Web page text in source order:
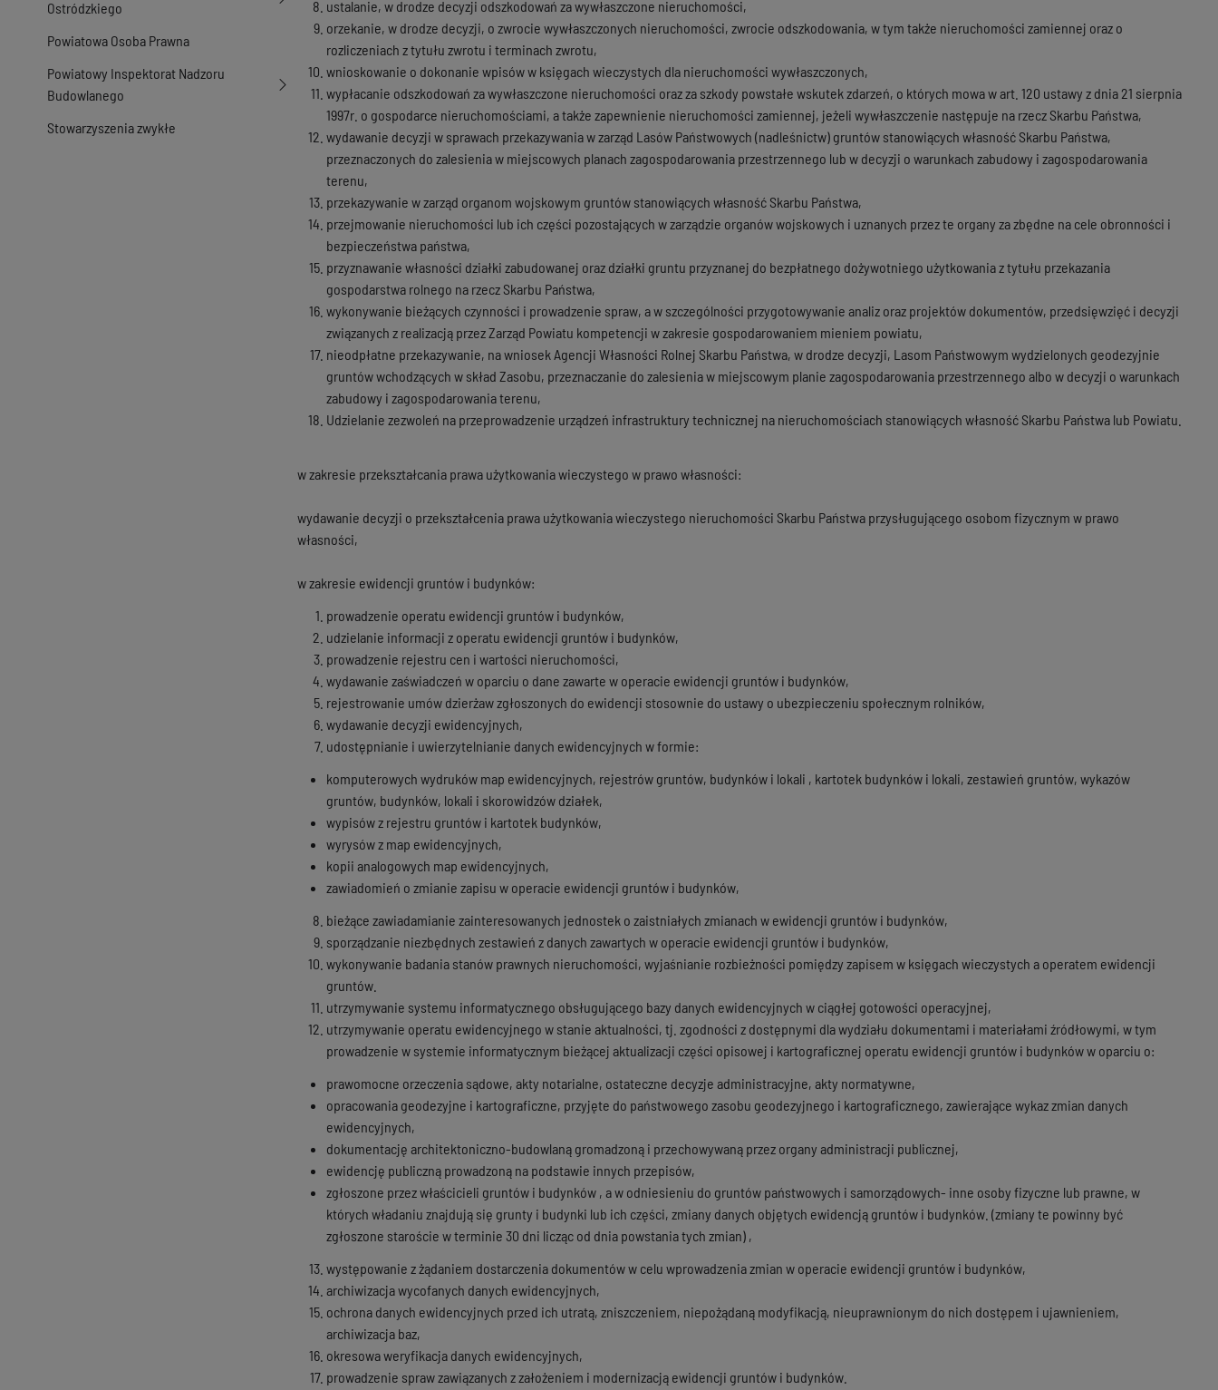
Ostródzkiego
Powiatowa Osoba Prawna
Powiatowy Inspektorat Nadzoru
Budowlanego
Stowarzyszenia zwykłe
ustalanie, w drodze decyzji odszkodowań za wywłaszczone nieruchomości,
orzekanie, w drodze decyzji, o zwrocie wywłaszczonych nieruchomości, zwrocie odszkodowania, w tym także nieruchomości zamiennej oraz o
rozliczeniach z tytułu zwrotu i terminach zwrotu,
wnioskowanie o dokonanie wpisów w księgach wieczystych dla nieruchomości wywłaszczonych,
wypłacanie odszkodowań za wywłaszczone nieruchomości oraz za szkody powstałe wskutek zdarzeń, o których mowa w art. 120 ustawy z dnia 21 sierpnia
1997r. o gospodarce nieruchomościami, a także zapewnienie nieruchomości zamiennej, jeżeli wywłaszczenie następuje na rzecz Skarbu Państwa,
wydawanie decyzji w sprawach przekazywania w zarząd Lasów Państwowych (nadleśnictw) gruntów stanowiących własność Skarbu Państwa,
przeznaczonych do zalesienia w miejscowych planach zagospodarowania przestrzennego lub w decyzji o warunkach zabudowy i zagospodarowania
terenu,
przekazywanie w zarząd organom wojskowym gruntów stanowiących własność Skarbu Państwa,
przejmowanie nieruchomości lub ich części pozostających w zarządzie organów wojskowych i uznanych przez te organy za zbędne na cele obronności i
bezpieczeństwa państwa,
przyznawanie własności działki zabudowanej oraz działki gruntu przyznanej do bezpłatnego dożywotniego użytkowania z tytułu przekazania
gospodarstwa rolnego na rzecz Skarbu Państwa,
wykonywanie bieżących czynności i prowadzenie spraw, a w szczególności przygotowywanie analiz oraz projektów dokumentów, przedsięwzięć i decyzji
związanych z realizacją przez Zarząd Powiatu kompetencji w zakresie gospodarowaniem mieniem powiatu,
nieodpłatne przekazywanie, na wniosek Agencji Własności Rolnej Skarbu Państwa, w drodze decyzji, Lasom Państwowym wydzielonych geodezyjnie
gruntów wchodzących w skład Zasobu, przeznaczanie do zalesienia w miejscowym planie zagospodarowania przestrzennego albo w decyzji o warunkach
zabudowy i zagospodarowania terenu,
Udzielanie zezwoleń na przeprowadzenie urządzeń infrastruktury technicznej na nieruchomościach stanowiących własność Skarbu Państwa lub Powiatu.
w zakresie przekształcania prawa użytkowania wieczystego w prawo własności:
wydawanie decyzji o przekształcenia prawa użytkowania wieczystego nieruchomości Skarbu Państwa przysługującego osobom fizycznym w prawo
własności,
w zakresie ewidencji gruntów i budynków:
prowadzenie operatu ewidencji gruntów i budynków,
udzielanie informacji z operatu ewidencji gruntów i budynków,
prowadzenie rejestru cen i wartości nieruchomości,
wydawanie zaświadczeń w oparciu o dane zawarte w operacie ewidencji gruntów i budynków,
rejestrowanie umów dzierżaw zgłoszonych do ewidencji stosownie do ustawy o ubezpieczeniu społecznym rolników,
wydawanie decyzji ewidencyjnych,
udostępnianie i uwierzytelnianie danych ewidencyjnych w formie:
komputerowych wydruków map ewidencyjnych, rejestrów gruntów, budynków i lokali , kartotek budynków i lokali, zestawień gruntów, wykazów
gruntów, budynków, lokali i skorowidzów działek,
wypisów z rejestru gruntów i kartotek budynków,
wyrysów z map ewidencyjnych,
kopii analogowych map ewidencyjnych,
zawiadomień o zmianie zapisu w operacie ewidencji gruntów i budynków,
bieżące zawiadamianie zainteresowanych jednostek o zaistniałych zmianach w ewidencji gruntów i budynków,
sporządzanie niezbędnych zestawień z danych zawartych w operacie ewidencji gruntów i budynków,
wykonywanie badania stanów prawnych nieruchomości, wyjaśnianie rozbieżności pomiędzy zapisem w księgach wieczystych a operatem ewidencji
gruntów.
utrzymywanie systemu informatycznego obsługującego bazy danych ewidencyjnych w ciągłej gotowości operacyjnej,
utrzymywanie operatu ewidencyjnego w stanie aktualności, tj. zgodności z dostępnymi dla wydziału dokumentami i materiałami źródłowymi, w tym
prowadzenie w systemie informatycznym bieżącej aktualizacji części opisowej i kartograficznej operatu ewidencji gruntów i budynków w oparciu o:
prawomocne orzeczenia sądowe, akty notarialne, ostateczne decyzje administracyjne, akty normatywne,
opracowania geodezyjne i kartograficzne, przyjęte do państwowego zasobu geodezyjnego i kartograficznego, zawierające wykaz zmian danych
ewidencyjnych,
dokumentację architektoniczno-budowlaną gromadzoną i przechowywaną przez organy administracji publicznej,
ewidencję publiczną prowadzoną na podstawie innych przepisów,
zgłoszone przez właścicieli gruntów i budynków , a w odniesieniu do gruntów państwowych i samorządowych- inne osoby fizyczne lub prawne, w
których władaniu znajdują się grunty i budynki lub ich części, zmiany danych objętych ewidencją gruntów i budynków. (zmiany te powinny być
zgłoszone staroście w terminie 30 dni licząc od dnia powstania tych zmian) ,
występowanie z żądaniem dostarczenia dokumentów w celu wprowadzenia zmian w operacie ewidencji gruntów i budynków,
archiwizacja wycofanych danych ewidencyjnych,
ochrona danych ewidencyjnych przed ich utratą, zniszczeniem, niepożądaną modyfikacją, nieuprawnionym do nich dostępem i ujawnieniem,
archiwizacja baz,
okresowa weryfikacja danych ewidencyjnych,
prowadzenie spraw zawiązanych z założeniem i modernizacją ewidencji gruntów i budynków.